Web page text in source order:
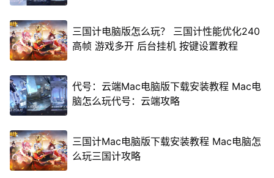
三国计电脑版怎么玩？ 三国计性能优化240
高帧 游戏多开 后台挂机 按键设置教程
代号：云端Mac电脑版下载安装教程 Mac电
脑怎么玩代号：云端攻略
三国计Mac电脑版下载安装教程 Mac电脑怎
么玩三国计攻略